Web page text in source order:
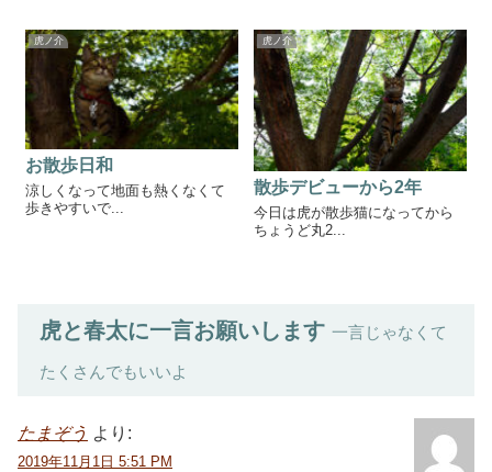
虎ノ介
お散歩日和
涼しくなって地面も熱くなくて
歩きやすいで...
虎ノ介
散歩デビューから2年
今日は虎が散歩猫になってから
ちょうど丸2...
虎と春太に一言お願いします 一言じゃなくて
たくさんでもいいよ
たまぞう より:
2019年11月1日 5:51 PM